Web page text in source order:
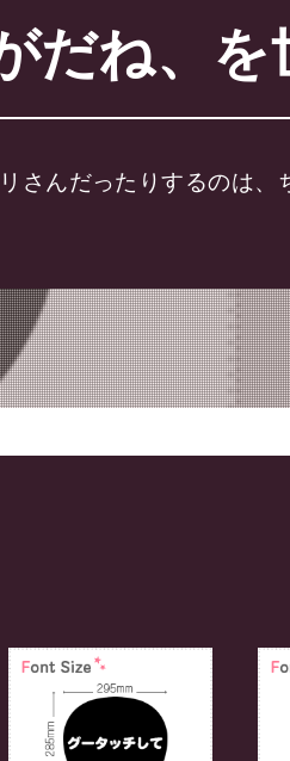
ね、を
んだったりするのは、